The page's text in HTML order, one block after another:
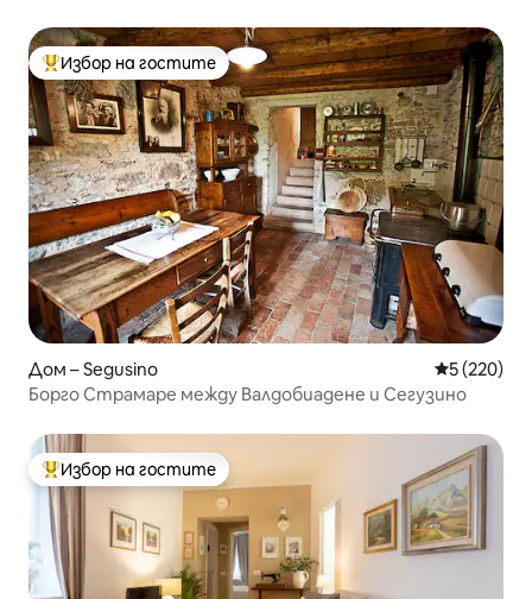
Най-популярен избор на гостите
Избор на гостите
Дом – Segusino Средна
5 (220)
Борго Страмаре между Валдобиадене и Сегузино
Най-популярен избор на гостите
Избор на гостите